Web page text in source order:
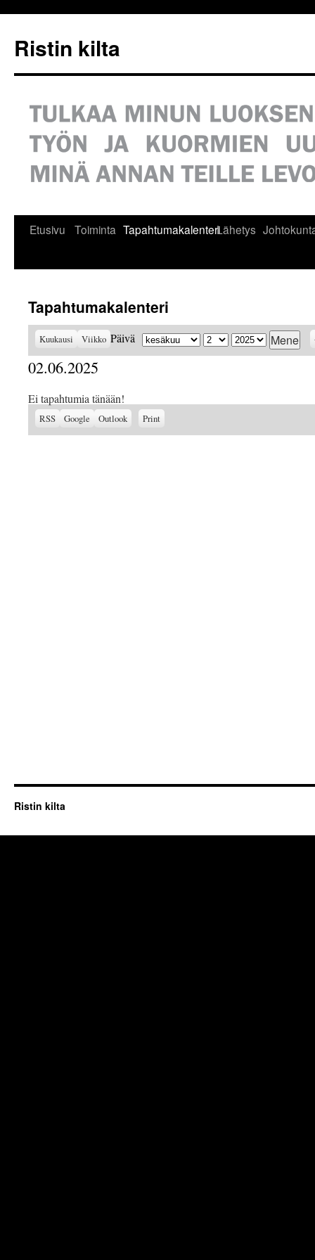
Ristin kilta
Etusivu Toiminta TapahtumakalenteriLähetys
Tapahtumakalenteri
Kuukausi Viikko Päivä Kuukausi PäiväVuosi
02.06.2025
Ei tapahtumia tänään!
RSS
Subscribe
Google
Subscribe
Outlook Print
Ristin kilta